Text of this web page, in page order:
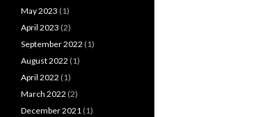
May 2023 (1)
April 2023 (2)
September 2022 (1)
August 2022 (1)
April 2022 (1)
March 2022 (2)
December 2021 (1)